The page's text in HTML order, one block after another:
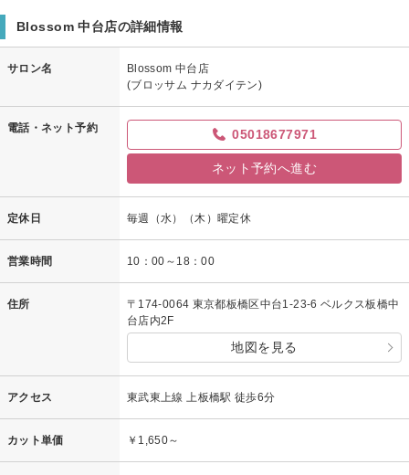
Blossom 中台店の詳細情報
サロン名
Blossom 中台店
(ブロッサム ナカダイテン)
電話・ネット予約 05018677971
ネット予約へ進む
定休日 毎週（水）（木）曜定休
営業時間 10：00～18：00
住所
〒174-0064 東京都板橋区中台1-23-6 ベルクス板橋中
台店内2F
地図を見る
アクセス 東武東上線 上板橋駅 徒歩6分
カット単価 ￥1,650～